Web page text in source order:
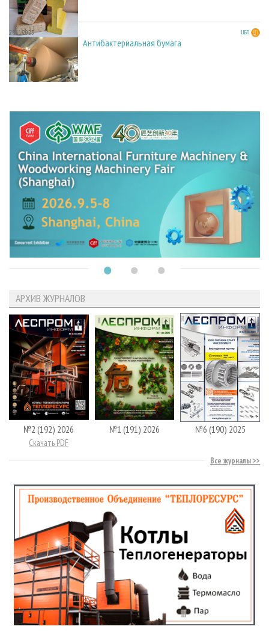
28.11.2025 ЦБП
Антибактериальная бумага
АРХИВ ЖУРНАЛОВ
№2 (192) 2026
Скачать PDF
№1 (191) 2026 №6 (190) 2025
Все журналы